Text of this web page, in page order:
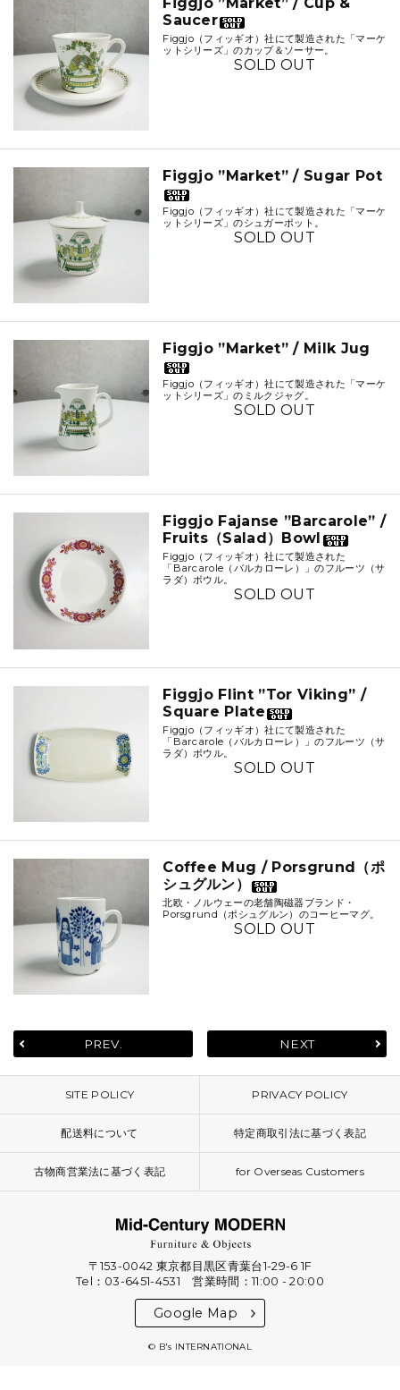
Saucer
Figgjo（フィッギオ）社にて製造された「マーケ
ットシリーズ」のカップ＆ソーサー。
SOLD OUT
Figgjo ”Market” / Sugar Pot
Figgjo（フィッギオ）社にて製造された「マーケ
ットシリーズ」のシュガーポット。
SOLD OUT
Figgjo ”Market” / Milk Jug
Figgjo（フィッギオ）社にて製造された「マーケ
ットシリーズ」のミルクジャグ。
SOLD OUT
Figgjo Fajanse ”Barcarole” /
Fruits（Salad）Bowl
Figgjo（フィッギオ）社にて製造された
「Barcarole（バルカローレ）」のフルーツ（サ
ラダ）ボウル。
SOLD OUT
Figgjo Flint ”Tor Viking” /
Square Plate
Figgjo（フィッギオ）社にて製造された
「Barcarole（バルカローレ）」のフルーツ（サ
ラダ）ボウル。
SOLD OUT
Coffee Mug / Porsgrund（ポ
シュグルン）
北欧・ノルウェーの老舗陶磁器ブランド・
Porsgrund（ポシュグルン）のコーヒーマグ。
SOLD OUT
PREV. NEXT
SITE POLICY PRIVACY POLICY
配送料について 特定商取引法に基づく表記
古物商営業法に基づく表記 for Overseas Customers
〒153-0042 東京都目黒区青葉台1-29-6 1F
Tel：03-6451-4531 営業時間：11:00 - 20:00
Google Map
© B's INTERNATIONAL